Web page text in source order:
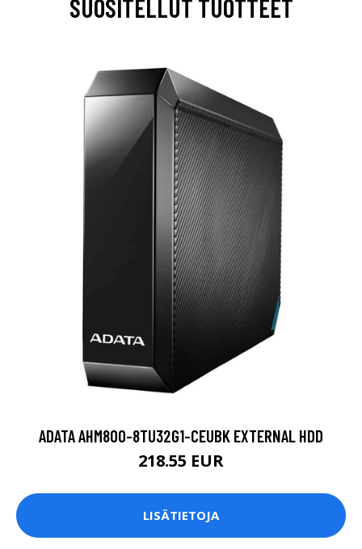
SUOSITELLUT TUOTTEET
ADATA AHM800-8TU32G1-CEUBK EXTERNAL HDD
218.55 EUR
LISÄTIETOJA